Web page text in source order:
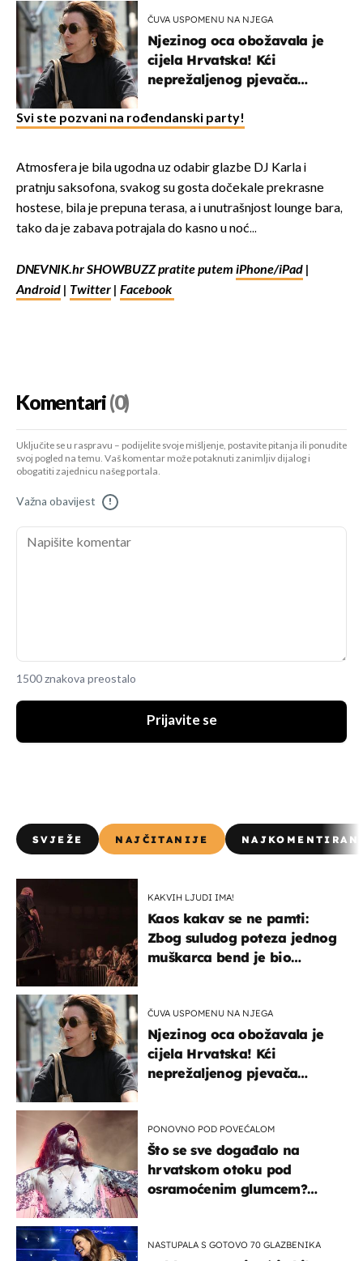
ČUVA USPOMENU NA NJEGA
Njezinog oca obožavala je
cijela Hrvatska! Kći
neprežaljenog pjevača
kotača
Svi ste pozvani na rođendanski party!
Atmosfera je bila ugodna uz odabir glazbe DJ Karla i
pratnju saksofona, svakog su gosta dočekale prekrasne
hostese, bila je prepuna terasa, a i unutrašnjost lounge bara,
tako da je zabava potrajala do kasno u noć...
DNEVNIK.hr SHOWBUZZ pratite putem iPhone/iPad |
Android | Twitter | Facebook
Komentari(0)
Uključite se u raspravu – podijelite svoje mišljenje, postavite pitanja ili ponudite
svoj pogled na temu. Vaš komentar može potaknuti zanimljiv dijalog i
obogatiti zajednicu našeg portala.
Važna obavijest !
1500 znakova preostalo
Prijavite se
SVJEŽE NAJČITANIJE
KAKVIH LJUDI IMA!
Kaos kakav se ne pamti:
Zbog suludog poteza jednog
muškarca bend je bio
ČUVA USPOMENU NA NJEGA
Njezinog oca obožavala je
cijela Hrvatska! Kći
neprežaljenog pjevača
PONOVNO POD POVEĆALOM
Što se sve događalo na
hrvatskom otoku pod
osramoćenim glumcem?
NASTUPALA S GOTOVO 70 GLAZBENIKA